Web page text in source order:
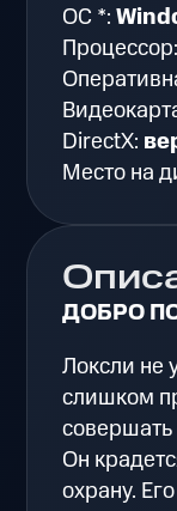
ДОБРО
Локсли не
слишком
совершать
Он
охрану.
ОС *:
Процессор:
DirectX:
Место на